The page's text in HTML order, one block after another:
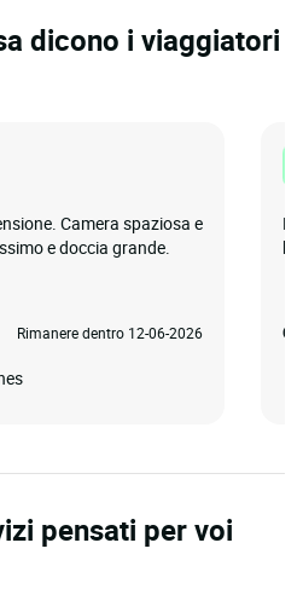
dicono i viaggiatori
Camera spaziosa e
e doccia grande.
Rimanere dentro 12-06-2026
pensati per voi